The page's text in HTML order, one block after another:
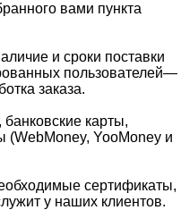
вами пункта
и сроки поставки
пользователей—
заказа.
карты,
(WebMoney, YooMoney и
сертификаты,
у наших клиентов.